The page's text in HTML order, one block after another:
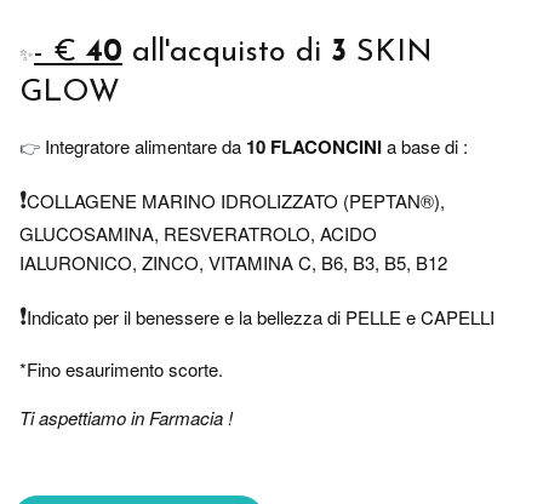
✨- € 40 all'acquisto di 3 SKIN
GLOW
👉 Integratore alimentare da 10 FLACONCINIa base di :
❗COLLAGENE MARINO IDROLIZZATO (PEPTAN®),
GLUCOSAMINA, RESVERATROLO, ACIDO
IALURONICO, ZINCO, VITAMINA C, B6, B3, B5, B12
❗Indicato per il benessere e la bellezza di PELLE e CAPELLI
*Fino esaurimento scorte.
Ti aspettiamo in Farmacia !